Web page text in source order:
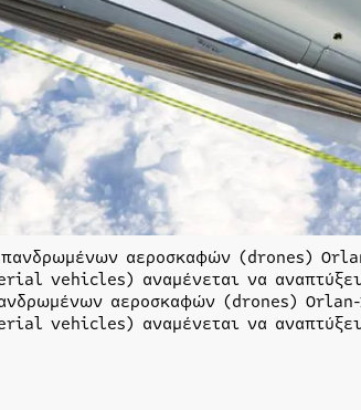
αεροσκαφών (drones)
vehicles) αναμένεται να
αεροσκαφών (drones) Orlan-
vehicles) αναμένεται να